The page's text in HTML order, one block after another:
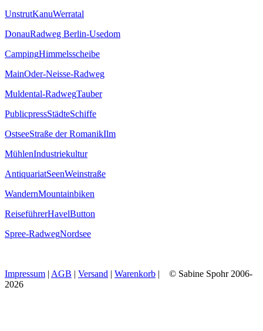
UnstrutKanuWerratal
DonauRadweg Berlin-Usedom
CampingHimmelsscheibe
MainOder-Neisse-Radweg
Muldental-RadwegTauber
PublicpressStädteSchiffe
OstseeStraße der RomanikIlm
MühlenIndustriekultur
AntiquariatSeenWeinstraße
WandernMountainbiken
ReiseführerHavelButton
Spree-RadwegNordsee
Impressum | AGB | Versand | Warenkorb | © Sabine Spohr 2006-
2026